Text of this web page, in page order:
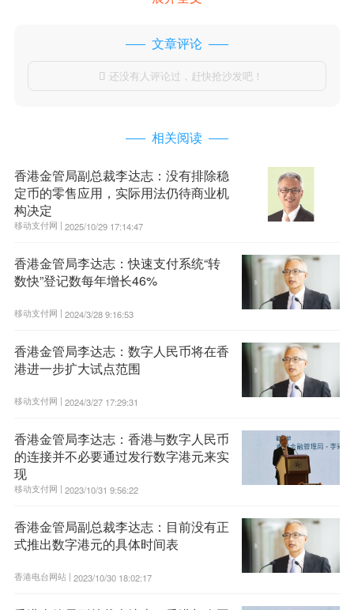
文章评论
 还没有人评论过，赶快抢沙发吧！
相关阅读
香港金管局副总裁李达志：没有排除稳
定币的零售应用，实际用法仍待商业机
构决定
移动支付网 | 2025/10/29 17:14:47
香港金管局李达志：快速支付系统“转
数快”登记数每年增长46%
移动支付网 | 2024/3/28 9:16:53
香港金管局李达志：数字人民币将在香
港进一步扩大试点范围
移动支付网 | 2024/3/27 17:29:31
香港金管局李达志：香港与数字人民币
的连接并不必要通过发行数字港元来实
现
移动支付网 | 2023/10/31 9:56:22
香港金管局副总裁李达志：目前没有正
式推出数字港元的具体时间表
香港电台网站 | 2023/10/30 18:02:17